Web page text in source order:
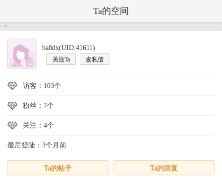
Ta的空间
-->
ba8dx(UID:41611)
关注Ta 发私信
访客：103个
粉丝：7个
关注：4个
最后登陆：3个月前
Ta的帖子 Ta的回复